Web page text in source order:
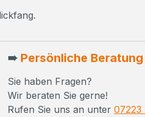
➠ Persönliche Beratung
Sie haben Fragen?
Wir beraten Sie gerne!
Rufen Sie uns an unter 07223